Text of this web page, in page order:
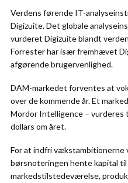
Verdens førende IT-
Digizuite. Det globale
vurderet Digizuite blandt
Forrester har især fremhævet
afgørende brugervenlighed.
DAM-markedet forventes at
over de kommende år. Et
Mordor Intelligence – vurderes
dollars om året.
For at indfri vækstambitionerne
børsnoteringen hente kapital
markedstilstedeværelse,